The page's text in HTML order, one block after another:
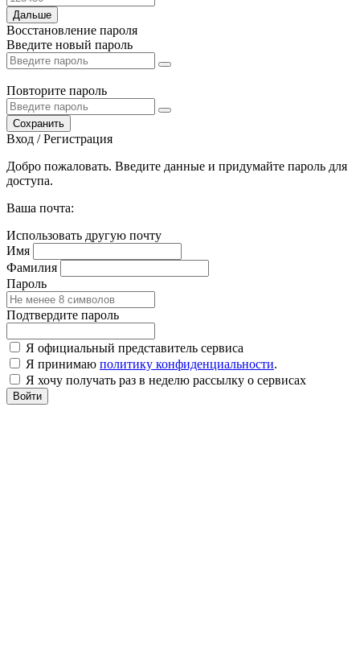
Дальше
Восстановление пароля
Введите новый пароль
Повторите пароль
Сохранить
Вход / Регистрация
Добро пожаловать. Введите данные и придумайте пароль для
доступа.
Ваша почта:
Использовать другую почту
Имя
Фамилия
Пароль
Подтвердите пароль
Я официальный представитель сервиса
Я принимаю политику конфиденциальности.
Я хочу получать раз в неделю рассылку о сервисах
Войти